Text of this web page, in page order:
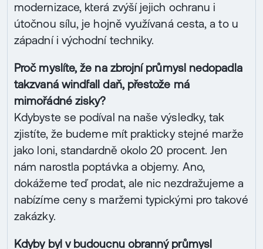
modernizace, která zvýší jejich ochranu i
útočnou sílu, je hojně využívaná cesta, a to u
západní i východní techniky.
Proč myslíte, že na zbrojní průmysl nedopadla
takzvaná windfall daň, přestože má
mimořádné zisky?
Kdybyste se podíval na naše výsledky, tak
zjistíte, že budeme mít prakticky stejné marže
jako loni, standardně okolo 20 procent. Jen
nám narostla poptávka a objemy. Ano,
dokážeme teď prodat, ale nic nezdražujeme a
nabízíme ceny s maržemi typickými pro takové
zakázky.
Kdyby byl v budoucnu obranný průmysl